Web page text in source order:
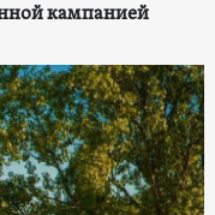
кампанией